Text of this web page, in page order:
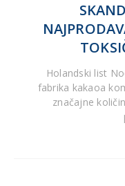
Holandski list
fabrika kakaoa
značajne